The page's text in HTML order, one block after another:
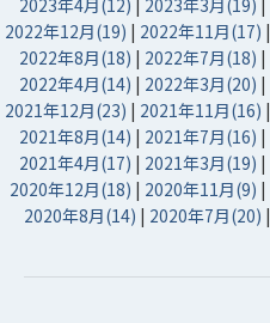
2023年4月(12) | 2023年3月(19) |
2022年12月(19) | 2022年11月(17) |
2022年8月(18) | 2022年7月(18) |
2022年4月(14) | 2022年3月(20) |
2021年12月(23) | 2021年11月(16) |
2021年8月(14) | 2021年7月(16) |
2021年4月(17) | 2021年3月(19) |
2020年12月(18) | 2020年11月(9) |
2020年8月(14) | 2020年7月(20) |